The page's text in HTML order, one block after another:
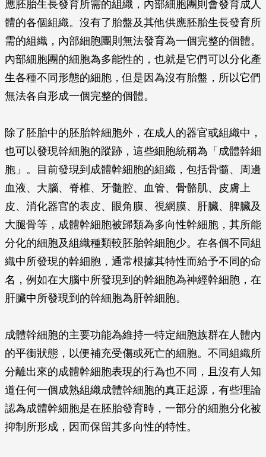
應胚胎生長發育所需的組織，內部細胞團則會發育成人
體的各個組織。沒有了胎盤及其他供應胚胎生長發育所
需的組織，內部細胞團則無法發育為一個完整的個體。
內部細胞團的細胞為多能性的，也就是它們可以分化產
生各種不同形態的細胞，但是因為沒有胎盤，所以它們
無法各自形成一個完整的個體。
除了胚胎中的胚胎幹細胞外，在成人的器官或組織中，
也可以發現幹細胞的蹤跡，這些細胞統稱為「成體幹細
胞」。目前發現到成體幹細胞的組織，包括骨髓、周邊
血液、大腦、脊椎、牙髓腔、血管、骨骼肌、皮膚上
皮、消化器官的表皮、眼角膜、視網膜、肝臟、脾臟及
大腿骨等，成體幹細胞被歸類為多向性幹細胞，其所能
分化的細胞及組織種類較胚胎幹細胞少。在各個不同組
織中所發現的幹細胞，通常根據其特性而給予不同的命
名，例如在大腦中所發現到的幹細胞為神經幹細胞，在
肝臟中所發現到的幹細胞為肝幹細胞。
成體幹細胞的主要功能為維持一特定細胞族群在人體內
的平衡狀態，以便補充受傷或死亡的細胞。不同組織所
分離出來的成體幹細胞表現的行為也不同，且沒有人知
道任何一個成熟組織成體幹細胞的真正起源，有些理論
認為成體幹細胞是在胚胎發育時，一部分的細胞分化被
抑制所形成，因而保留其多向性的特性。